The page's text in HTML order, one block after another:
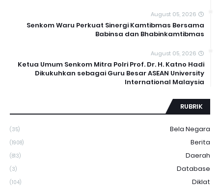
August 05, 2026
Senkom Waru Perkuat Sinergi Kamtibmas Bersama
Babinsa dan Bhabinkamtibmas
August 05, 2026
Ketua Umum Senkom Mitra Polri Prof. Dr. H. Katno Hadi
Dikukuhkan sebagai Guru Besar ASEAN University
International Malaysia
RUBRIK
Bela Negara
(35)
Berita
(1908)
Daerah
(813)
Database
(3)
Diklat
(104)